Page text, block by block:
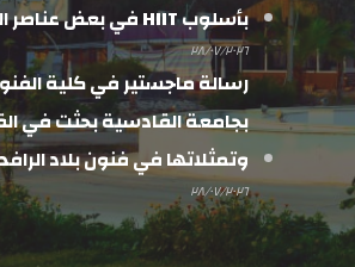
بأسلوب HIIT في بعض عناصر اللياقة البدنية
٢٨/٠٧/٢٠٢٦
رسالة ماجستير في كلية
بجامعة القادسية بحثت في
وتمثلاتها في فنون بلاد
٢٨/٠٧/٢٠٢٦